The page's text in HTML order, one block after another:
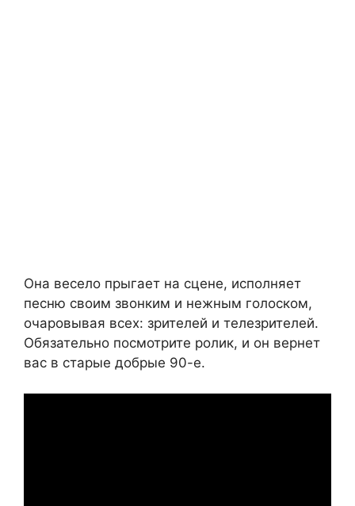
Она весело прыгает на сцене, исполняет
песню своим звонким и нежным голоском,
очаровывая всех: зрителей и телезрителей.
Обязательно посмотрите ролик, и он вернет
вас в старые добрые 90-е.